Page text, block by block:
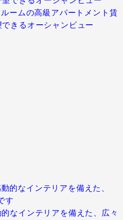
ームの高級アパートメント賃
きるオーシャンビュー
なインテリアを備えた、広々